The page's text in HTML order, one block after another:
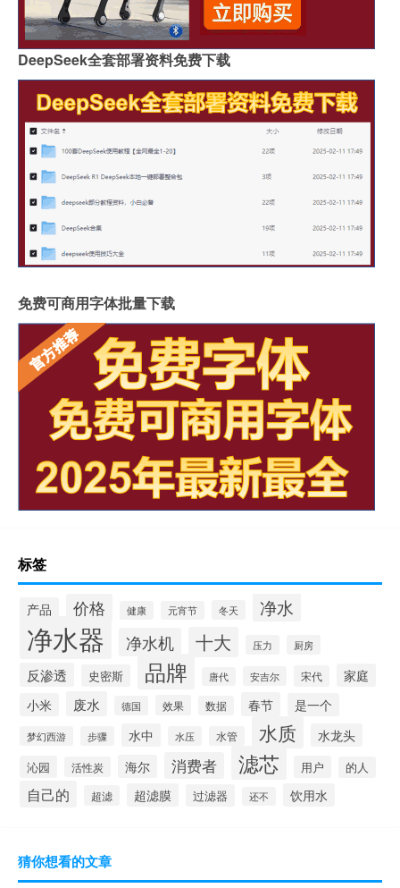
DeepSeek全套部署资料免费下载
免费可商用字体批量下载
标签
产品 价格 健康 元宵节 冬天 净水
净水器 净水机 十大 压力 厨房
反渗透 史密斯 品牌 唐代 安吉尔 宋代
家庭
小米
废水 德国 效果 数据 春节 是一个
梦幻西游 步骤 水中 水压 水管 水质 水龙头
沁园 活性炭 海尔 消费者 滤芯 用户 的人
自己的 超滤 超滤膜 过滤器 还不 饮用水
猜你想看的文章